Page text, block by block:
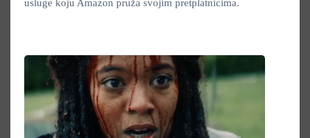
usluge koju Amazon pruža svojim pretplatnicima.